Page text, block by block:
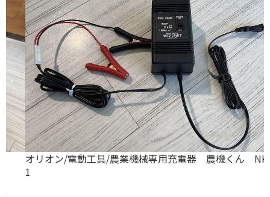
オリオン/電動工具/農業機械専用充電器 農機くん NK12-